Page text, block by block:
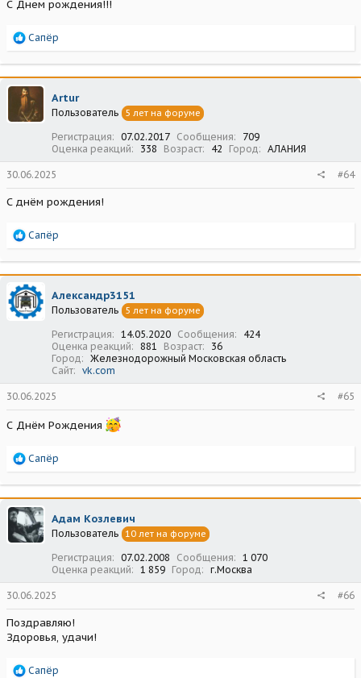
С Днем рождения!!!
Р
а
к
ц
и
и
Сапёр
Artur
Пользователь 5 лет на форуме
Регистрация 07.02.2017 Сообщения
709
Оценка реакций
338 Возраст 42 Город АЛАНИЯ
30.06.2025 #64
С днём рождения!
Р
а
к
ц
и
и
Сапёр
Александр3151
Пользователь 5 лет на форуме
Регистрация 14.05.2020 Сообщения
424
Оценка реакций
881 Возраст
36
Город
Железнодорожный Московская область
Сайт
vk.com
30.06.2025 #65
С Днём Рождения
Р
а
к
ц
и
и
Сапёр
Адам Козлевич
Пользователь 10 лет на форуме
Регистрация 07.02.2008 Сообщения
1 070
Оценка реакций
1 859 Город г.Москва
30.06.2025 #66
Поздравляю!
Здоровья, удачи!
Р
Сапёр